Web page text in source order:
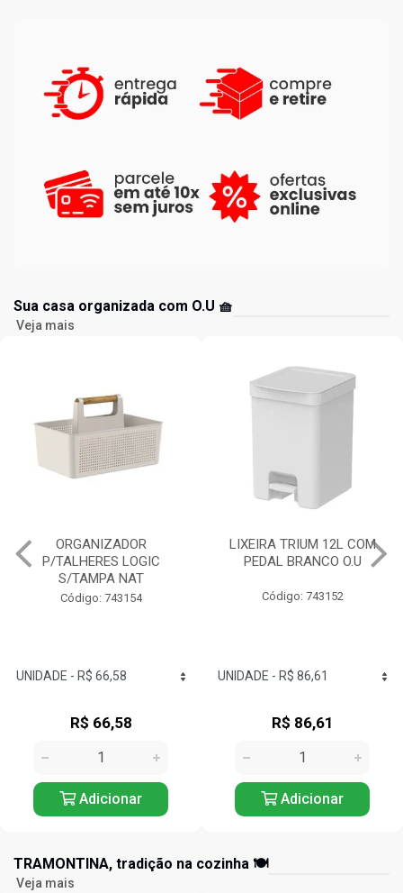
Sua casa organizada com O.U 🧺
Veja mais
LIXEIRA TRIUM 12L COM
PEDAL BRANCO O.U
Código: 743152
R$ 86,61
Adicionar
ESCORREDOR LOUÇAS
TRIUM COMPACT BRANCO
Código: 743125
R$ 57,24
Adicionar
TRAMONTINA, tradição na cozinha 🍽️
Veja mais